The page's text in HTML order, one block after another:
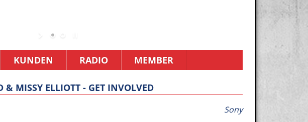
KUNDEN RADIO MEMBER
MISSY ELLIOTT - GET INVOLVED
Sony